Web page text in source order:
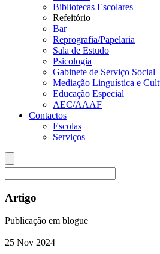
Bibliotecas Escolares
Refeitório
Bar
Reprografia/Papelaria
Sala de Estudo
Psicologia
Gabinete de Serviço Social
Mediação Linguística e
Educação Especial
AEC/AAAF
Contactos
Escolas
Serviços
Artigo
Publicação em blogue
25 Nov 2024